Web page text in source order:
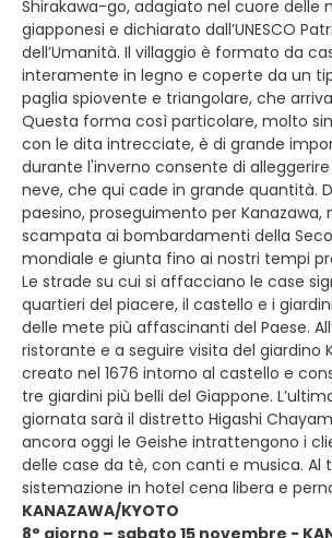
Shirakawa-go, adagiato nel cuore delle
giapponesi e dichiarato dall’UNESCO
dell’Umanità. Il villaggio è formato da
interamente in legno e coperte da un
paglia spiovente e triangolare, che
Questa forma così particolare, molto
con le dita intrecciate, è di grande
durante l'inverno consente di alleggerire
neve, che qui cade in grande quantità.
paesino, proseguimento per
scampata ai bombardamenti della
mondiale e giunta fino ai nostri tempi
Le strade su cui si affacciano le case
quartieri del piacere, il castello e i
delle mete più affascinanti del Paese.
ristorante e a seguire visita del giardino
creato nel 1676 intorno al castello e
tre giardini più belli del Giappone.
giornata sarà il distretto Higashi
ancora oggi le Geishe intrattengono i
delle case da tè, con canti e musica. Al
sistemazione in hotel cena libera e
KANAZAWA/KYOTO
8° giorno – sabato 15 novembre -